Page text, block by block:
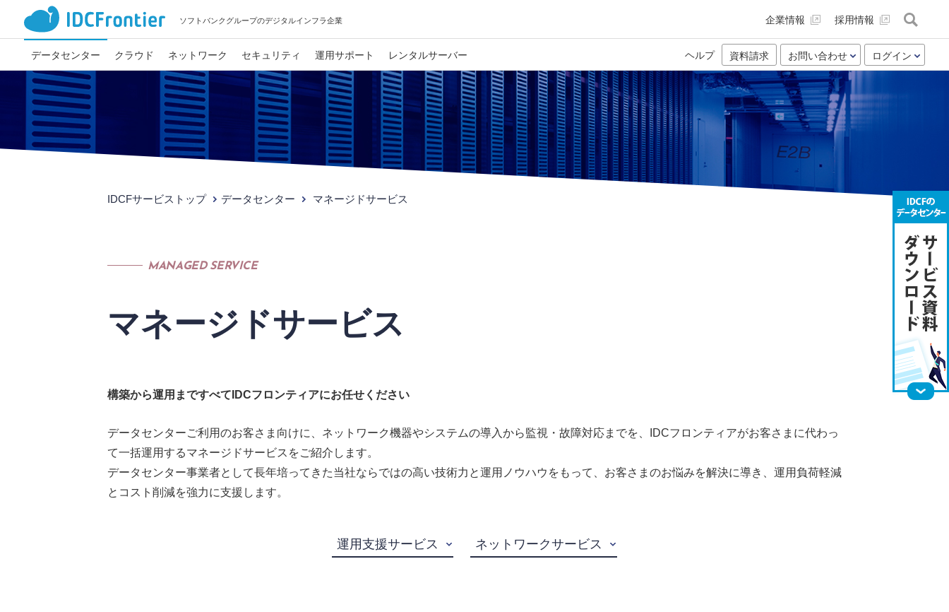
ソフトバンクグループのデジタルインフラ企業 企業情報 採用情報
データセンター クラウド ネットワーク セキュリティ 運用サポート レンタルサーバー ヘルプ 資料請求 お問い合わせ ログイン
IDCFサービストップ データセンター マネージドサービス
MANAGED SERVICE
マネージドサービス
構築から運用まですべて IDCフロンティアにお任せください
データセンターご利用のお客さま向けに、ネットワーク機器やシステムの導入から監視・故障対応までを、IDCフロンティアがお客さまに代わっ
て一括運用するマネージドサービスをご紹介します。
データセンター事業者として長年培ってきた当社ならではの高い技術力と運用ノウハウをもって、お客さまのお悩みを解決に導き、運用負荷軽減
とコスト削減を強力に支援します。
運用支援サービス ネットワークサービス